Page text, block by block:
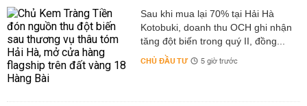
Sau khi mua lại 70% tại Hải Hà
Kotobuki, doanh thu OCH ghi nhận
tăng đột biến trong quý II, đồng...
CHỦ ĐẦU TƯ 5 giờ trước